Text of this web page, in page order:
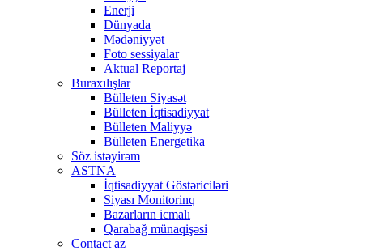
Enerji
Dünyada
Mədəniyyət
Foto sessiyalar
Aktual Reportaj
Buraxılışlar
Bülleten Siyasət
Bülleten İqtisadiyyat
Bülleten Maliyyə
Bülleten Energetika
Söz istəyirəm
ASTNA
İqtisadiyyat Göstəriciləri
Siyası Monitorinq
Bazarların icmalı
Qarabağ münaqişəsi
Contact az